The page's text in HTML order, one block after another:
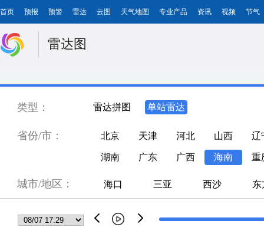
首页 预报 预警 雷达 云图 天气地图 专业产品 资讯 视频 节气
雷达图
类型： 雷达拼图 单站雷达
省份/市： 北京 天津 河北 山西 辽
湖南 广东 广西 海南 重
城市/地区： 海口 三亚 西沙 东